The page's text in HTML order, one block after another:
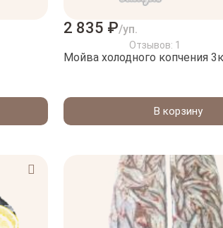
2 835 ₽/уп.
Отзывов: 1
Мойва холодного копчения
В корзину